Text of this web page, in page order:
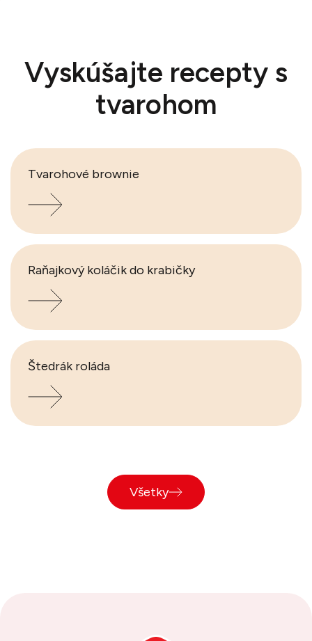
Vyskúšajte recepty s
tvarohom
Tvarohové brownie
Raňajkový koláčik do krabičky
Štedrák roláda
Všetky